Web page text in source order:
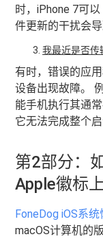
时，iPhone 7可以
件更新的干扰会导
我最近是否传
有时，错误的应
设备出现故障。
能手机执行其通
它无法完成整个启
第2部分：
Apple徽标
FoneDog iOS系统
macOS计算机的